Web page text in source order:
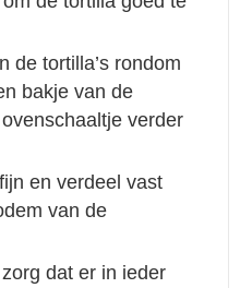
de tortilla’s rondom
bakje van de
verder
en verdeel vast
van de
dat er in ieder